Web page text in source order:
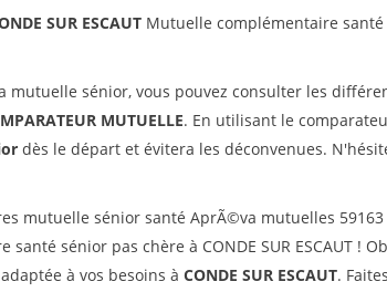
SUR ESCAUT Mutuelle complémentaire
mutuelle sénior, vous pouvez consulter les
MUTUELLE. En utilisant le
dès le départ et évitera les déconvenues.
mutuelle sénior santé AprÃ©va mutuelles 59163
sénior pas chère à CONDE SUR ESCAUT !
à vos besoins à CONDE SUR ESCAUT.